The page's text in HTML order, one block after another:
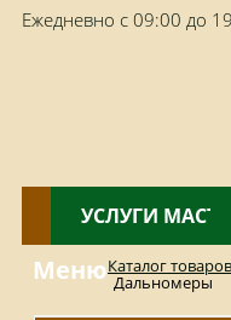
Ежедневно с 09:00 до
КАТАЛОГ
УСЛУГИ
МенюКаталог товаров
Дальномеры